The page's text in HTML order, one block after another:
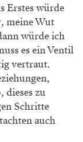
Erstes würde
meine Wut
würde ich
es ein Ventil
vertraut.
dieses zu
Schritte
auch